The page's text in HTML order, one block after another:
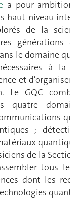
a pour
haut niveau
de la
générations
le domaine
à
et
Le GQC
quatre
;
de la
tous
dont les